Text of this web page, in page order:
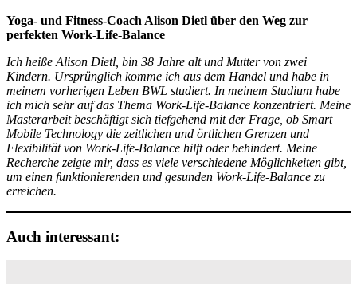
Yoga- und Fitness-Coach Alison Dietl über den Weg zur
perfekten Work-Life-Balance
Ich heiße Alison Dietl, bin 38 Jahre alt und Mutter von zwei
Kindern. Ursprünglich komme ich aus dem Handel und habe in
meinem vorherigen Leben BWL studiert. In meinem Studium habe
ich mich sehr auf das Thema Work-Life-Balance konzentriert. Meine
Masterarbeit beschäftigt sich tiefgehend mit der Frage, ob Smart
Mobile Technology die zeitlichen und örtlichen Grenzen und
Flexibilität von Work-Life-Balance hilft oder behindert. Meine
Recherche zeigte mir, dass es viele verschiedene Möglichkeiten gibt,
um einen funktionierenden und gesunden Work-Life-Balance zu
erreichen.
Auch interessant: